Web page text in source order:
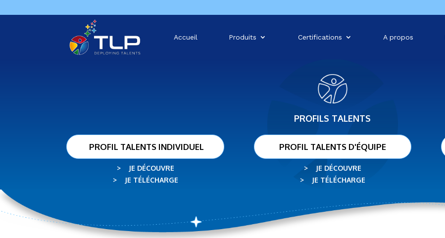
Accueil Produits Certifications A propos
PROFILS TALENTS
PROFIL TALENTS INDIVIDUEL
> JE DÉCOUVRE
> JE TÉLÉCHARGE
PROFIL TALENTS D'ÉQUIPE
> JE DÉCOUVRE
> JE TÉLÉCHARGE